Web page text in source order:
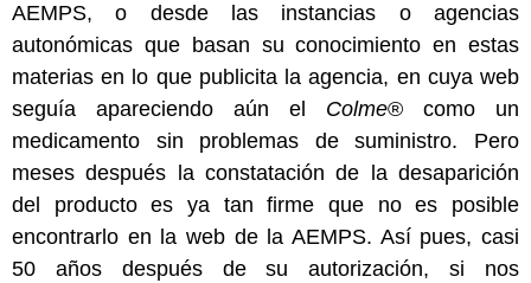
AEMPS, o desde las instancias o agencias
autonómicas que basan su conocimiento en estas
materias en lo que publicita la agencia, en cuya web
seguía apareciendo aún el Colme® como un
medicamento sin problemas de suministro. Pero
meses después la constatación de la desaparición
del producto es ya tan firme que no es posible
encontrarlo en la web de la AEMPS. Así pues, casi
50 años después de su autorización, si nos